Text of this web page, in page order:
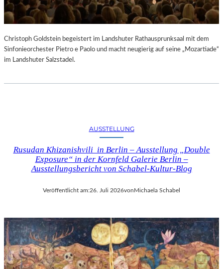
Christoph Goldstein begeistert im Landshuter Rathausprunksaal mit dem
Sinfonieorchester Pietro e Paolo und macht neugierig auf seine „Mozartiade“
im Landshuter Salzstadel.
AUSSTELLUNG
Rusudan Khizanishvili in Berlin – Ausstellung „Double
Exposure“ in der Kornfeld Galerie Berlin –
Ausstellungsbericht von Schabel-Kultur-Blog
Veröffentlicht am:26. Juli 2026von Michaela Schabel